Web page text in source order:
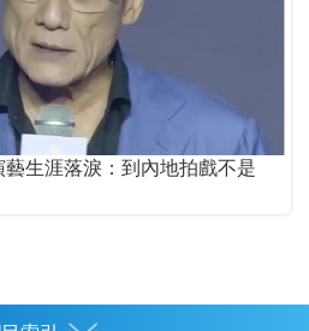
藝生涯落淚：到內地拍戲不是